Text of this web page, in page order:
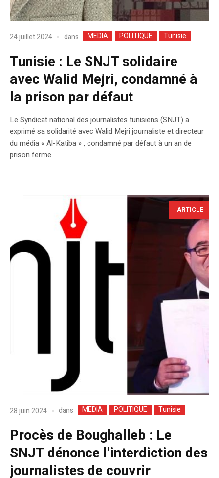
24 juillet 2024 dans MEDIA POLITIQUE Tunisie
Tunisie : Le SNJT solidaire
avec Walid Mejri, condamné à
la prison par défaut
Le Syndicat national des journalistes tunisiens (SNJT) a
exprimé sa solidarité avec Walid Mejri journaliste et directeur
du média « Al-Katiba » , condamné par défaut à un an de
prison ferme.
ARTICLE
28 juin 2024 dans MEDIA POLITIQUE Tunisie
Procès de Boughalleb : Le
SNJT dénonce l’interdiction des
journalistes de couvrir